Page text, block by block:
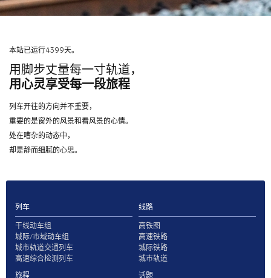
本站已运行4399天。
用脚步丈量每一寸轨道，
用心灵享受每一段旅程
列车开往的方向并不重要，
重要的是窗外的风景和看风景的心情。
处在嘈杂的动态中，
却是静而细腻的心思。
列车
干线动车组
城际/市域动车组
城市轨道交通列车
高速综合检测列车
线路
高铁图
高速铁路
城际铁路
城市轨道
旅程
话题